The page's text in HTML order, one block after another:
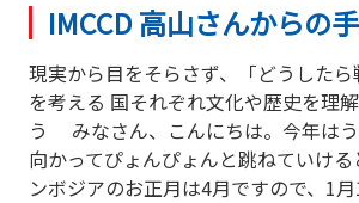
IMCCD 高山さんからの
現実から目をそらさず、「どうしたら
を考える 国それぞれ文化や歴史を理
う みなさん、こんにちは。今年は
向かってぴょんぴょんと跳ねていけ
ンボジアのお正月は4月ですので、1